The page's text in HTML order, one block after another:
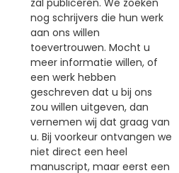
nog schrijvers die hun werk
aan ons willen
toevertrouwen. Mocht u
meer informatie willen, of
een werk hebben
geschreven dat u bij ons
zou willen uitgeven, dan
vernemen wij dat graag van
u. Bij voorkeur ontvangen we
niet direct een heel
manuscript, maar eerst een